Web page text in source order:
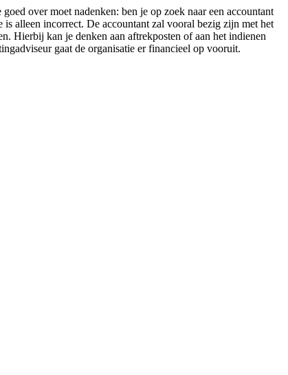
over moet nadenken: ben je op zoek naar een accountant
alleen incorrect. De accountant zal vooral bezig zijn met het
Hierbij kan je denken aan aftrekposten of aan het indienen
gaat de organisatie er financieel op vooruit.